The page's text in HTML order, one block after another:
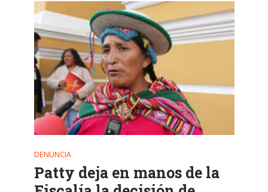
DENUNCIA
Patty deja en manos de la